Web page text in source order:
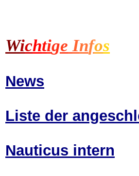
Wichtige Infos
News
Liste der
Nauticus intern